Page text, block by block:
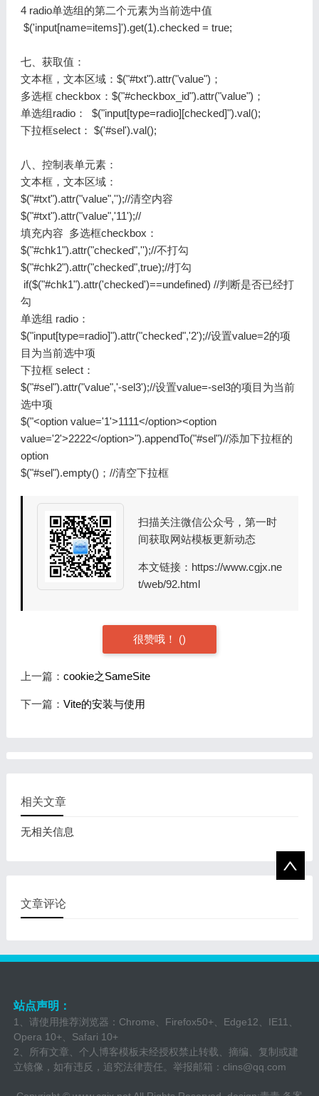
4 radio单选组的第二个元素为当前选中值
$('input[name=items]').get(1).checked = true;
七、获取值：
文本框，文本区域：$("#txt").attr("value")；
多选框 checkbox：$("#checkbox_id").attr("value")；
单选组radio： $("input[type=radio][checked]").val();
下拉框select： $('#sel').val();
八、控制表单元素：
文本框，文本区域：
$("#txt").attr("value",'');//清空内容
$("#txt").attr("value",'11');//
填充内容 多选框checkbox：
$("#chk1").attr("checked",'');//不打勾
$("#chk2").attr("checked",true);//打勾
if($("#chk1").attr('checked')==undefined) //判断是否已经打
勾
单选组 radio：
$("input[type=radio]").attr("checked",'2');//设置value=2的项
目为当前选中项
下拉框 select：
$("#sel").attr("value",'-sel3');//设置value=-sel3的项目为当前
选中项
$("<option value='1'>1111</option><option
value='2'>2222</option>").appendTo("#sel")//添加下拉框的
option
$("#sel").empty()；//清空下拉框
扫描关注微信公众号，第一时
间获取网站模板更新动态
本文链接： https://www.cgjx.ne
t/web/92.html
很赞哦！ ()
上一篇： cookie之SameSite
下一篇： Vite的安装与使用
相关文章
无相关信息
文章评论
站点声明：
1、请使用推荐浏览器：Chrome、Firefox50+、Edge12、IE11、
Opera 10+、Safari 10+
2、所有文章、个人博客模板未经授权禁止转载、摘编、复制或建
立镜像，如有违反，追究法律责任。举报邮箱：clins@qq.com